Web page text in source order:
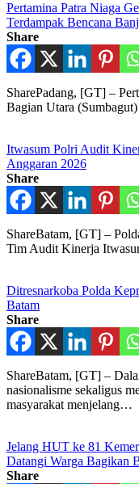
Pertamina Patra Niaga
Terdampak Bencana
Share
SharePadang, [GT] –
Bagian Utara
Itwasum Polri Audit
Anggaran 2026
Share
ShareBatam, [GT] –
Tim Audit Kinerja
Ditresnarkoba Polda
Batam
Share
ShareBatam, [GT] –
nasionalisme sekaligus
masyarakat menjelang…
Jelang HUT ke 81
Datangi Warga Bagikan
Share